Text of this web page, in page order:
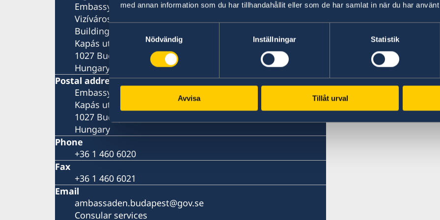
med annan information som du har tillhandahållit eller som de har samlat in när du har
Samtyckesval
Nödvändig
Inställningar Statistik
Avvisa Tillåt urval
Embassy of Sweden
Vizíváros Office Center
Building B, 4th floor
Kapás utca 6-12
1027 Budapest
Hungary
Postal address
Embassy of Sweden
Kapás utca 6-12
1027 Budapest
Hungary
Phone
+36 1 460 6020
Fax
+36 1 460 6021
Email
ambassaden.budapest@gov.se
Consular services
Telephone:
Honorary Consulate
1000 Ljubljana